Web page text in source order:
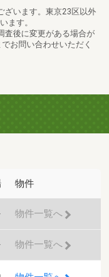
ざいます。東京23区以外
ます。
査後に変更がある場合が
お問い合わせいただく
物件
物件一覧へ
物件一覧へ